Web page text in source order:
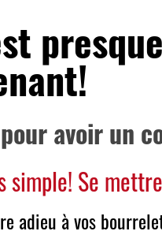
avoir un
simple! Se
adieu à vos